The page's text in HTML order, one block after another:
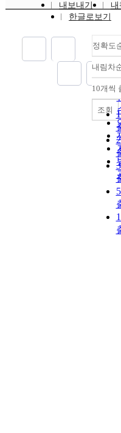
내보내기
한글로보기
정확도
내림차
10개씩
조회